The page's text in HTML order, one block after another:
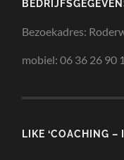
Bezoekadres:
mobiel: 06 36 26 90
LIKE ‘COACHING –